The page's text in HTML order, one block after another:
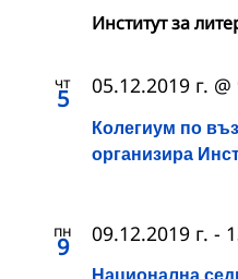
Институт за
чт
5
Колегиум по
организира
05.12.2019 г. @
пн
9 09.12.2019 г. -